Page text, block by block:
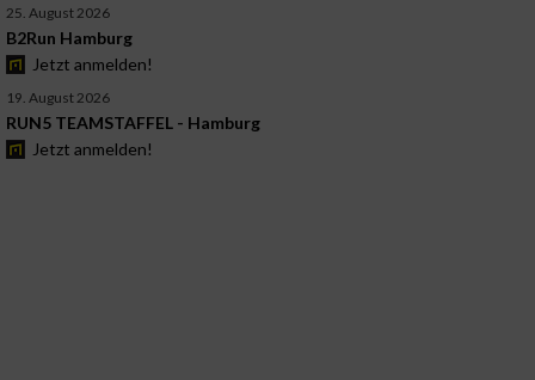
25. August 2026
B2Run Hamburg
Jetzt anmelden!
19. August 2026
RUN5 TEAMSTAFFEL - Hamburg
Jetzt anmelden!